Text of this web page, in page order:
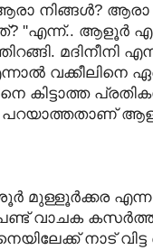
നിങ്ങള്‍?
''എന്ന്.. ആളൂര്‍
വക്കീലിനെ
കിട്ടാത്ത
എന്ന
വാചക കസര്‍ത്ത്
നാട്